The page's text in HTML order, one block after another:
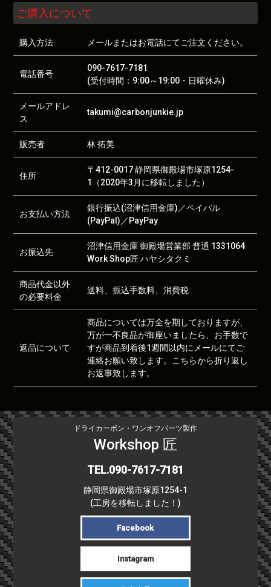
ご購入について
購入方法 メールまたはお電話にてご注文ください。
電話番号
090-7617-7181
(受付時間：9:00～19:00・日曜休み)
メールアドレ
ス
takumi@carbonjunkie.jp
販売者 林 拓美
住所
〒412-0017 静岡県御殿場市塚原1254-
1（2020年3月に移転しました）
お支払い方法
銀行振込(沼津信用金庫)／ペイパル
(PayPal)／PayPay
お振込先
沼津信用金庫 御殿場営業部 普通 1331064
Work Shop匠 ハヤシタクミ
商品代金以外
の必要料金
送料、振込手数料、消費税
返品について
商品については万全を期しておりますが、
万が一不良品が御座いましたら、お手数で
すが商品到着後1週間以内にメールにてご
連絡お願い致します。こちらから折り返し
お返事致します。
ドライカーボン・ワンオフパーツ製作
Workshop 匠
TEL.090-7617-7181
静岡県御殿場市塚原1254-1
(工房を移転しました！)
Facebook
Instagram